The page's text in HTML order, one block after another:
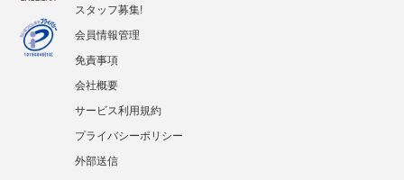
スタッフ募集!
会員情報管理
免責事項
会社概要
サービス利用規約
プライバシーポリシー
外部送信